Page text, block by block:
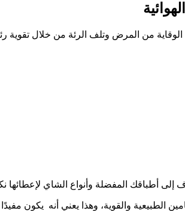
من المرض وتلف الرئة من خلال تقوية
إلى أطباقك المفضلة وأنواع الشاي لإعطائها
الطبيعية والقوية، وهذا يعني أنه يكون